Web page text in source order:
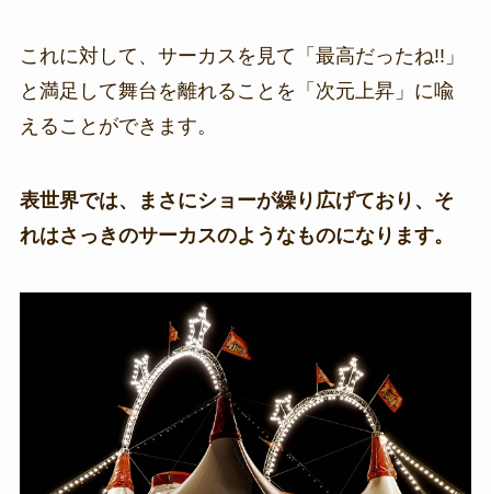
これに対して、サーカスを見て「最高だったね!!」
と満足して舞台を離れることを「次元上昇」に喩
えることができます。
表世界では、まさにショーが繰り広げており、そ
れはさっきのサーカスのようなものになります。